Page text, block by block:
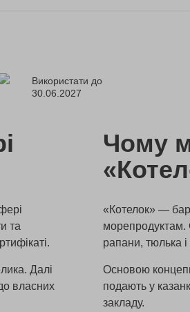
Використати до
30.06.2027
та
Далі
власних
Чому
«Котелок» — бар
морепродуктам.
рапани, тюлька
Основою
подають у
закладу.